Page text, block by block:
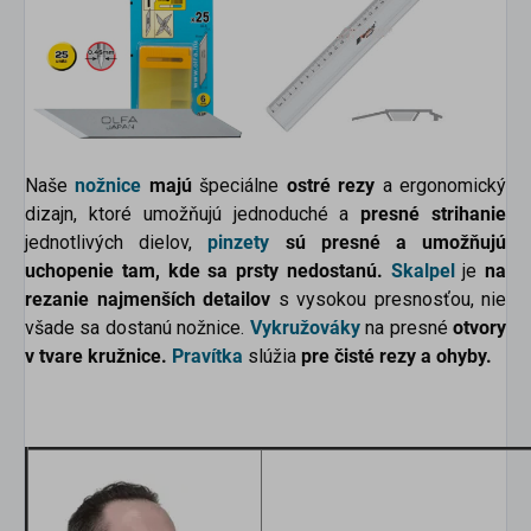
Našenožnice majú špeciálne ostré rezy a ergonomický
dizajn, ktoré umožňujú jednoduché a presné strihanie
jednotlivých dielov, pinzety sú presné a umožňujú
uchopenie tam, kde sa prsty nedostanú. Skalpelje na
rezanie najmenších detailov s vysokou presnosťou, nie
všade sa dostanú nožnice. Vykružováky na presnéotvory
v tvare kružnice. Pravítka slúžia pre čisté rezy a ohyby.